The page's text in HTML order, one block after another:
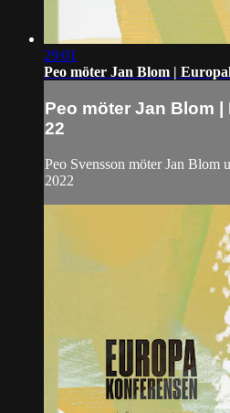
29:01
Peo möter Jan Blom |
Peo möter Jan Blom
22
Peo Svensson möter Jan Blom
2022